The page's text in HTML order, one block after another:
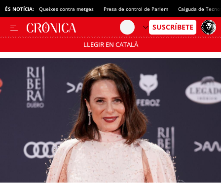
ÉS NOTÍCIA: Queixes contra metges Presa de control de Parlem Caiguda de
LLEGIR EN CATALÀ
Passa’t al mode estalvi